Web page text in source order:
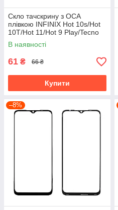
Скло тачскрину з OCA
плівкою INFINIX Hot 10s/Hot
10T/Hot 11/Hot 9 Play/Tecno
Spark 7P (2022) чорне, з
олеофобним покриттям,
В наявності
61 ₴ 66 ₴
Купити
–8%